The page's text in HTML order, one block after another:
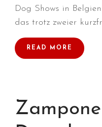
Dog Shows in
das trotz zweier
READ MORE